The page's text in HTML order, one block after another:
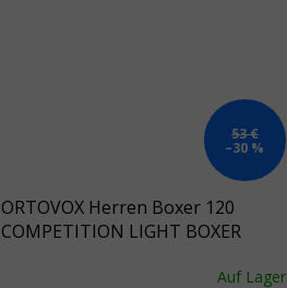
53 €
–30 %
ORTOVOX Herren Boxer 120
COMPETITION LIGHT BOXER
Auf Lager